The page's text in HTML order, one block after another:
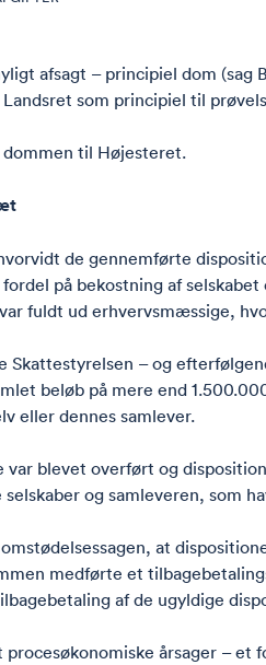
afsagt – principiel dom
som principiel til
til Højesteret.
de gennemførte
på bekostning af
fuldt ud erhvervsmæssige,
Skattestyrelsen – og
beløb på mere end
eller dennes samlever.
var blevet overført og
og samleveren, som
at
medførte et
af de ugyldige
årsager –